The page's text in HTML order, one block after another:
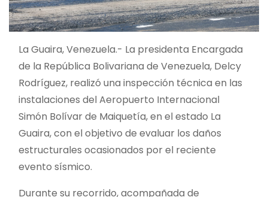
La Guaira, Venezuela.- La presidenta Encargada
de la República Bolivariana de Venezuela, Delcy
Rodríguez, realizó una inspección técnica en las
instalaciones del Aeropuerto Internacional
Simón Bolívar de Maiquetía, en el estado La
Guaira, con el objetivo de evaluar los daños
estructurales ocasionados por el reciente
evento sísmico.
Durante su recorrido, acompañada de